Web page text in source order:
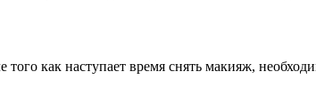
как наступает время снять макияж,